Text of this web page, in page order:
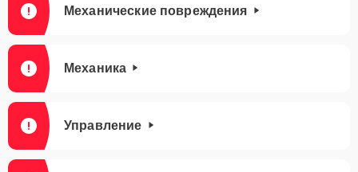
Механические повреждения
Механика
Управление